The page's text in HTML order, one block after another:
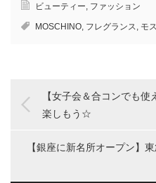
ビューティー, ファッション
MOSCHINO, フレグランス, モ
【女子会＆合コンでも
楽しもう☆
【銀座に新名所オープン】